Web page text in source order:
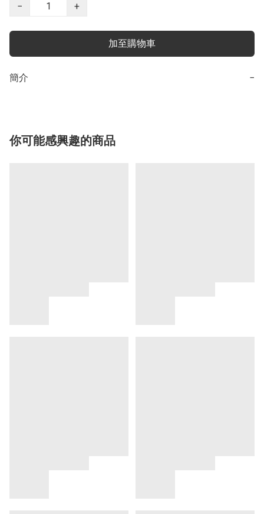
−
+
加至購物車
簡介 −
你可能感興趣的商品